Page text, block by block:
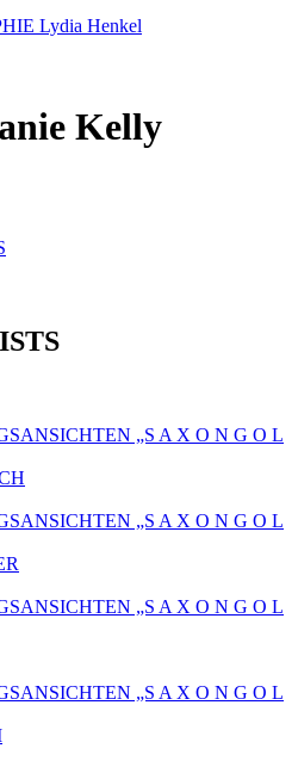
Lydia Henkel
Kelly
„S A X O N G O L
„S A X O N G O L
„S A X O N G O L
„S A X O N G O L